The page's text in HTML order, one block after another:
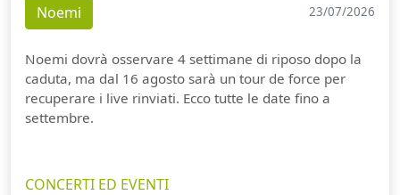
Noemi 23/07/2026
Noemi dovrà osservare 4 settimane di riposo dopo la
caduta, ma dal 16 agosto sarà un tour de force per
recuperare i live rinviati. Ecco tutte le date fino a
settembre.
CONCERTI ED EVENTI